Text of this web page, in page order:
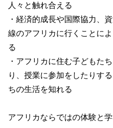
人々と触れ合える
・経済的成長や国際協力、
線のアフリカに行くことに
る
・アフリカに住む子どもた
り、授業に参加をしたりす
ちの生活を知れる
アフリカならではの体験と